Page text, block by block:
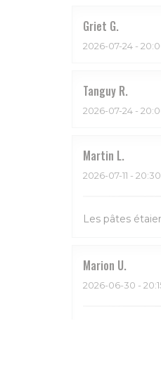
Griet G
2026-07-24 -
Tanguy R
2026-07-24 -
Martin L
2026-07-11 -
Les pâtes
Marion U
2026-06-30 -